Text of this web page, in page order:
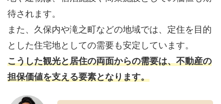
待されます。
また、久保内や滝之町などの地域では、定住を目的
とした住宅地としての需要も安定しています。
こうした観光と居住の両面からの需要は、不動産の
担保価値を支える要素となります。